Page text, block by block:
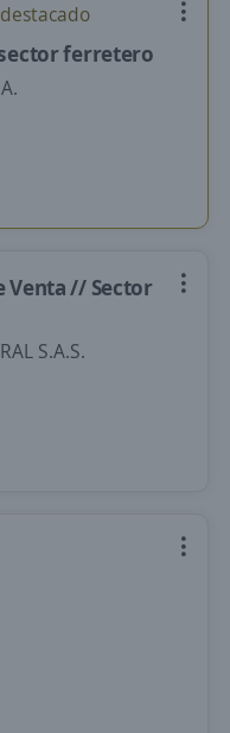
ferretero
Venta // Sector
S.A.S.